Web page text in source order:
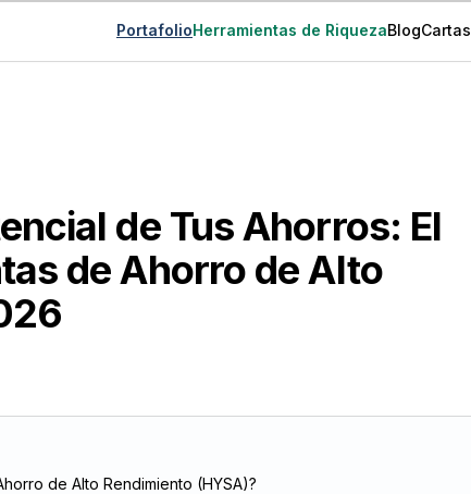
PortafolioHerramientas de RiquezaBlogCartas
de Tus Ahorros: El
de Ahorro de Alto
de Alto Rendimiento (HYSA)?